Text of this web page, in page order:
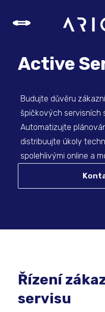
Active
Budujte důvěru
špičkových servisních
Automatizujte
distribuujte úkoly
spolehlivými online a
Řízení
servisu